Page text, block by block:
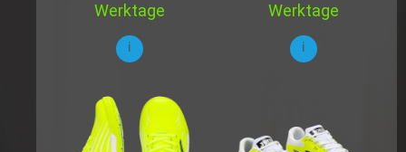
Werktage
i
Werktage
i